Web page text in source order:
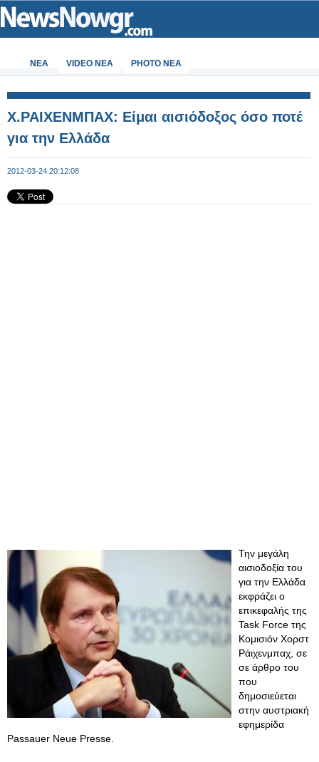
ΝΕΑ VIDEO NEA PHOTO NEA
X.ΡΑΙΧΕΝΜΠΑΧ: Είμαι αισιόδοξος όσο ποτέ
για την Ελλάδα
2012-03-24 20:12:08
Την μεγάλη
αισιοδοξία του
για την Ελλάδα
εκφράζει ο
επικεφαλής της
Task Force της
Κομισιόν Χορστ
Ράιχενμπαχ, σε
σε άρθρο του
που
δημοσιεύεται
στην αυστριακή
εφημερίδα
Passauer Neue Presse.